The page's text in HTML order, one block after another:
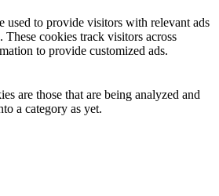
used to provide visitors with relevant ads
These cookies track visitors across
to provide customized ads.
are those that are being analyzed and
a category as yet.